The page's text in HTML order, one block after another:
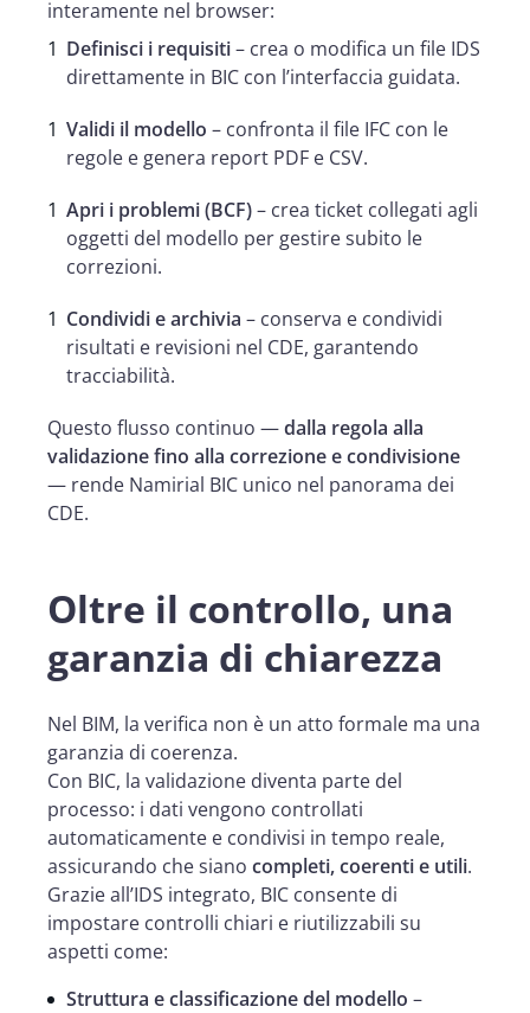
interamente nel browser:
Definisci i requisiti– crea o modifica un file IDS
direttamente in BIC con l’interfaccia guidata.
Validi il modello – confronta il file IFC con le
regole e genera report PDF e CSV.
Apri i problemi (BCF)– crea ticket collegati agli
oggetti del modello per gestire subito le
correzioni.
Condividi e archivia – conserva e condividi
risultati e revisioni nel CDE, garantendo
tracciabilità.
Questo flusso continuo —dalla regola alla
validazione fino alla correzione e condivisione
— rende Namirial BIC unico nel panorama dei
CDE.
Oltre il controllo, una
garanzia di chiarezza
Nel BIM, la verifica non è un atto formale ma una
garanzia di coerenza.
Con BIC, la validazione diventa parte del
processo: i dati vengono controllati
automaticamente e condivisi in tempo reale,
assicurando che siano completi, coerenti e utili.
Grazie all’IDS integrato, BIC consente di
impostare controlli chiari e riutilizzabili su
aspetti come:
Struttura e classificazione del modello –